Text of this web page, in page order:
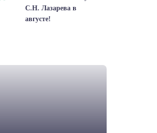
С.Н. Лазарева в
августе!